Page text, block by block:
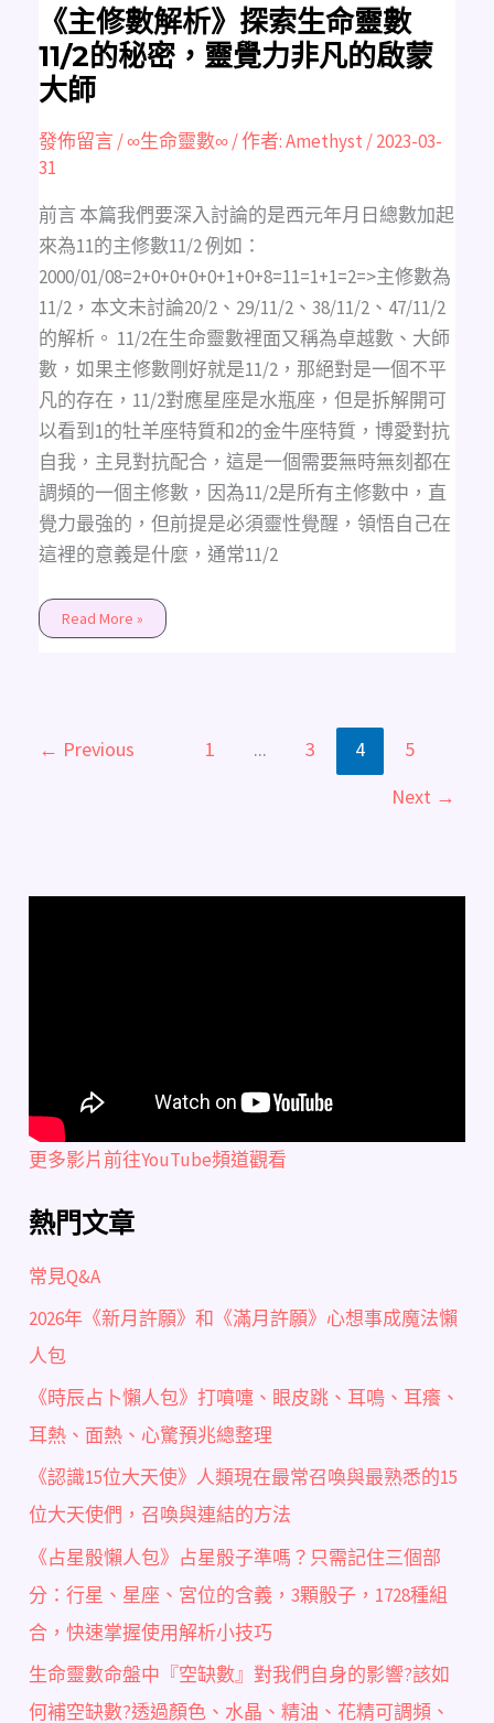
《主修數解析》探索生命靈數
11/2的秘密，靈覺力非凡的啟蒙
大師
發佈留言/∞生命靈數∞/ 作者:Amethyst /2023-03-
31
前言 本篇我們要深入討論的是西元年月日總數加起
來為11的主修數11/2 例如：
2000/01/08=2+0+0+0+0+1+0+8=11=1+1=2=>主修數為
11/2，本文未討論20/2、29/11/2、38/11/2、47/11/2
的解析。 11/2在生命靈數裡面又稱為卓越數、大師
數，如果主修數剛好就是11/2，那絕對是一個不平
凡的存在，11/2對應星座是水瓶座，但是拆解開可
以看到1的牡羊座特質和2的金牛座特質，博愛對抗
自我，主見對抗配合，這是一個需要無時無刻都在
調頻的一個主修數，因為11/2是所有主修數中，直
覺力最強的，但前提是必須靈性覺醒，領悟自己在
這裡的意義是什麼，通常11/2
力
非
凡
的
啟
蒙
大
Read More »
← Previous 1 ... 3 4
5
Next →
更多影片前往YouTube頻道觀看
熱門文章
常見Q&A
2026年《新月許願》和《滿月許願》心想事成魔法懶
人包
《時辰占卜懶人包》打噴嚏、眼皮跳、耳鳴、耳癢、
耳熱、面熱、心驚預兆總整理
《認識15位大天使》人類現在最常召喚與最熟悉的15
位大天使們，召喚與連結的方法
《占星骰懶人包》占星骰子準嗎？只需記住三個部
分：行星、星座、宮位的含義，3顆骰子，1728種組
合，快速掌握使用解析小技巧
生命靈數命盤中『空缺數』對我們自身的影響?該如
何補空缺數?透過顏色、水晶、精油、花精可調頻、